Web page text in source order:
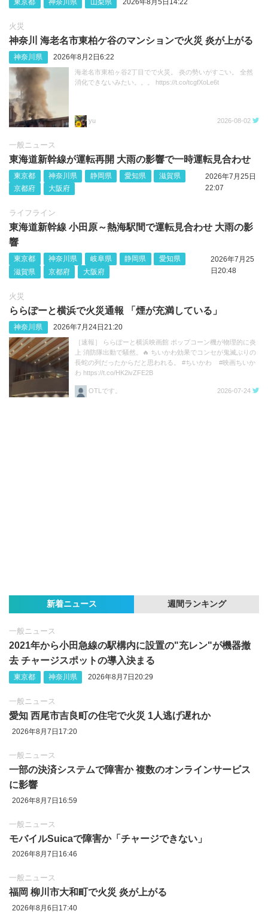
火災
神奈川 海老名市東柏ケ谷のマンションで火災 炎が上がる
神奈川県 2026年8月2日6:22
海老名市東柏ヶ谷2丁目でで火災。 炎の勢いがすごい。 全然
消化できないみたい。。。 https://t.co/tcgfXoLe6t
yu 2026-08-02
一般ニュース
東海道新幹線が運転再開 大雨の影響で一時運転見合わせ
東京都 神奈川県 静岡県 愛知県
滋賀県
京都府
大阪府
2026年7月25日
22:07
ライフライン
東海道新幹線 小田原～熱海駅間で運転見合わせ 大雨の影
響
東京都 神奈川県 岐阜県 静岡県
愛知県
滋賀県
京都府 大阪府
2026年7月25
日20:48
火災
ららぽーと横浜で火災通報 「煙が充満している」
神奈川県 2026年7月24日21:20
［速報］ ららぽーと横浜映画館 ポップコーン機が物理的に炎
上 消防隊出動で騒然。🔥 ちいかわ効果でコンセが鬼滅ぶりの
長蛇の列だったからだと思われる。 #ちいかわ #映画ちいか
わ https://t.co/HK2ivZFE2B
OTLです。 2026-07-24
新着ニュース 週間ランキング
一般ニュース
2021年から小田急線の駅構内に設置の"充レン"が機器撤
去 チャージスポットの導入決まる
東京都 神奈川県 2026年8月7日20:29
一般ニュース
愛知 西尾市吉良町の住宅で火災 1人逃げ遅れか
2026年8月7日17:20
一般ニュース
一部の決済システムで障害か 複数のオンラインサービス
に影響
2026年8月7日16:59
一般ニュース
モバイルSuicaで障害か「チャージできない」
2026年8月7日16:46
一般ニュース
福岡 柳川市大和町で火災 炎が上がる
2026年8月6日17:40